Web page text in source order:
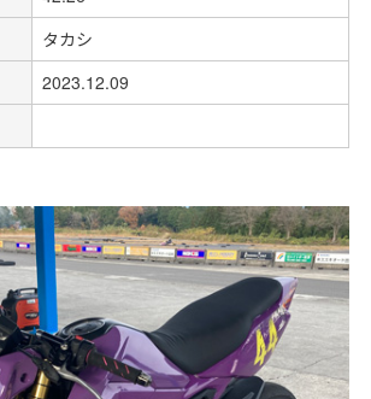
タカシ
2023.12.09